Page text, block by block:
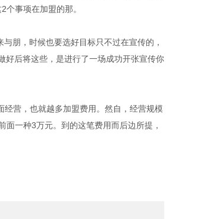
事项在加盟的那。
朋，时候也要选好目标只不过在宣传的，
好后将这些，是进行了一场成功开张宣传你
营，也就越多加盟费用。然自，经营规模
一种3万元。到的这笔费用而后边所提，